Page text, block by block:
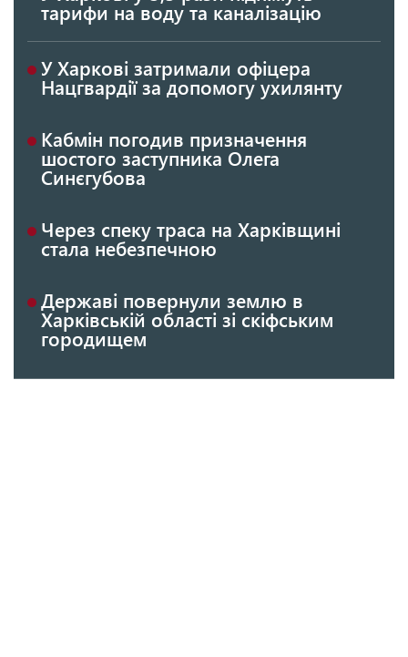
тарифи на воду та каналізацію
У Харкові затримали офіцера
Нацгвардії за допомогу ухилянту
Кабмін погодив призначення
шостого заступника Олега
Синєгубова
Через спеку траса на Харківщині
стала небезпечною
Державі повернули землю в
Харківській області зі скіфським
городищем